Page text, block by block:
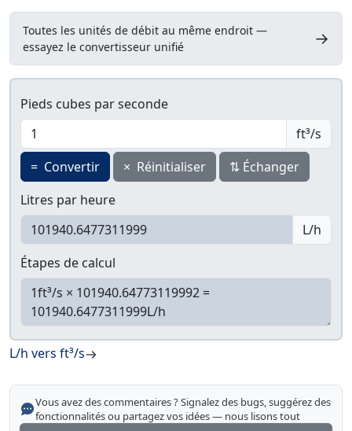
Toutes les unités de débit au même endroit —
essayez le convertisseur unifié
→
Pieds cubes par seconde
ft³/s
= Convertir × Réinitialiser ⇅ Échanger
Litres par heure
L/h
Étapes de calcul
L/h vers ft³/s
Vous avez des commentaires ? Signalez des bugs, suggérez des
fonctionnalités ou partagez vos idées — nous lisons tout